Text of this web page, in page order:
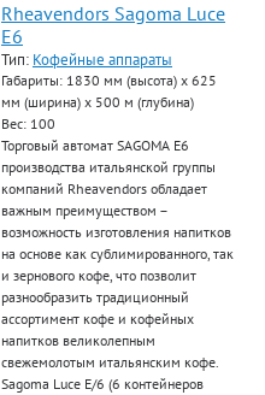
Rheavendors Sagoma Luce
E6
Тип: Кофейные аппараты
Габариты: 1830 мм (высота) х 625
мм (ширина) х 500 м (глубина)
Вес: 100
Торговый автомат SAGOMA E6
производства итальянской группы
компаний Rheavendors обладает
важным преимуществом –
возможность изготовления напитков
на основе как сублимированного, так
и зернового кофе, что позволит
разнообразить традиционный
ассортимент кофе и кофейных
напитков великолепным
свежемолотым итальянским кофе.
Sagoma Luce E/6 (6 контейнеров